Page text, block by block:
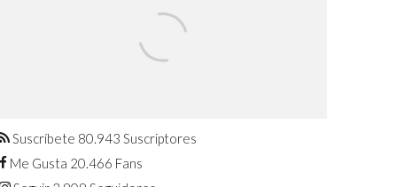
agosto
Suscríbete 80.943 Suscriptores
Me Gusta 20.466 Fans